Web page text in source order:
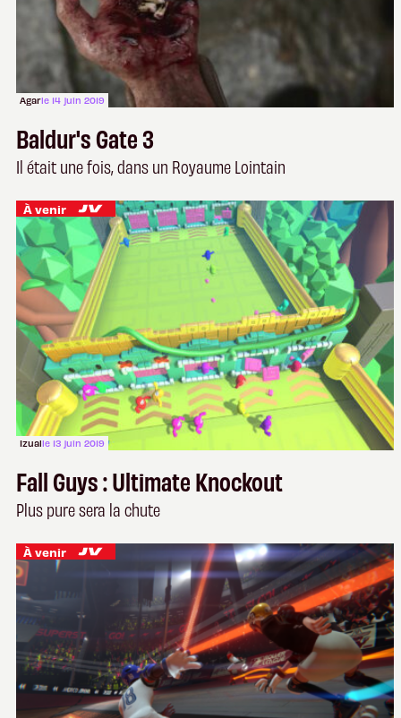
Agarle 14 juin 2019
Baldur's Gate 3
Il était une fois, dans un Royaume Lointain
À venir
Izualle 13 juin 2019
Fall Guys : Ultimate Knockout
Plus pure sera la chute
À venir